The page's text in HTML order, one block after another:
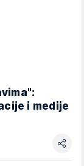
i medije